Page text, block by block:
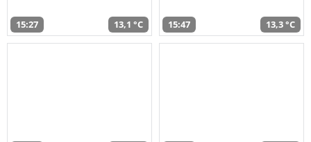
15:27 13,1 °C 15:47 13,3 °C